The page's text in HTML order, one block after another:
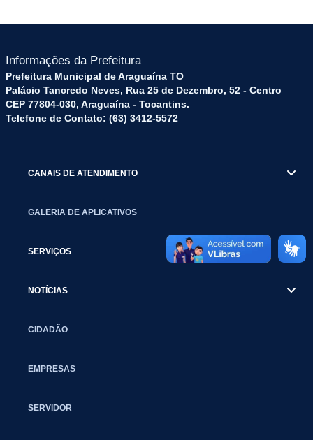
Informações da Prefeitura
Prefeitura Municipal de Araguaína TO
Palácio Tancredo Neves, Rua 25 de Dezembro, 52 - Centro
CEP 77804-030, Araguaína - Tocantins.
Telefone de Contato: (63) 3412-5572
CANAIS DE ATENDIMENTO
GALERIA DE APLICATIVOS
SERVIÇOS
NOTÍCIAS
CIDADÃO
EMPRESAS
SERVIDOR